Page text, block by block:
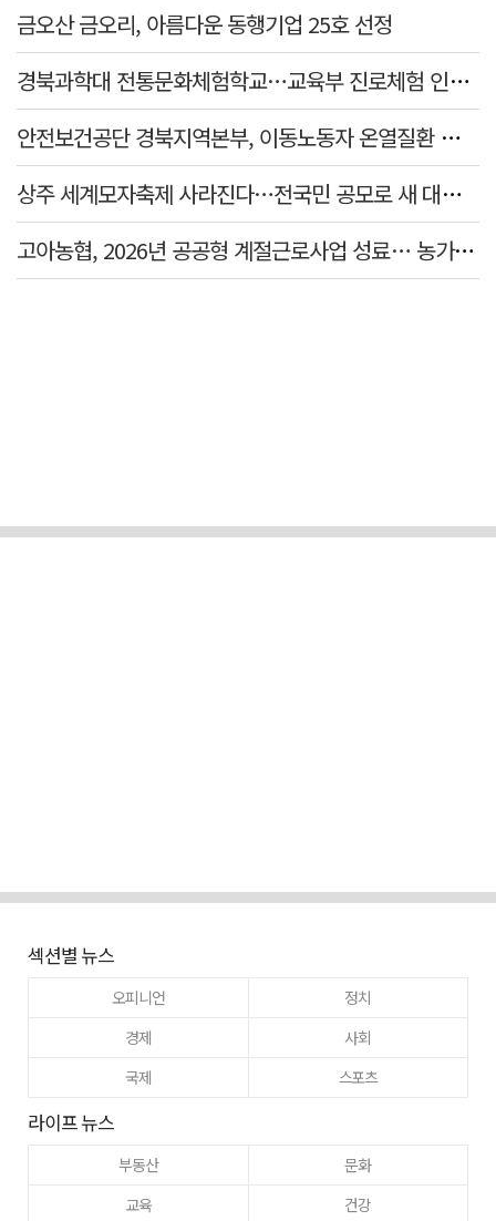
금오산 금오리, 아름다운 동행기업 25호 선정
경북과학대 전통문화체험학교…교육부 진로체험 인증기관 선정
안전보건공단 경북지역본부, 이동노동자 온열질환 예방 캠페인
상주 세계모자축제 사라진다…전국민 공모로 새 대표축제 발굴 나서
고아농협, 2026년 공공형 계절근로사업 성료… 농가 일손 부족 해소 '효자'
섹션별 뉴스
오피니언
정치
경제
사회
국제
스포츠
라이프 뉴스
부동산
문화
교육
건강